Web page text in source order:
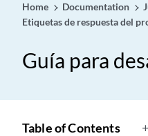
Home Documentation
Etiquetas de respuesta del
Guía para
Table of Contents